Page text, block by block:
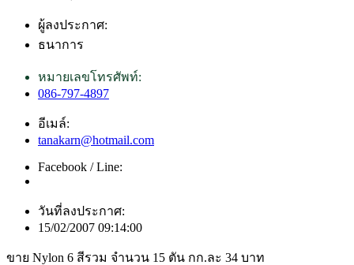
ผู้ลงประกาศ:
ธนาการ
หมายเลขโทรศัพท์:
086-797-4897
อีเมล์:
tanakarn@hotmail.com
Facebook / Line:
วันที่ลงประกาศ:
15/02/2007 09:14:00
ขาย Nylon 6 สีรวม จำนวน 15 ตัน กก.ละ 34 บาท